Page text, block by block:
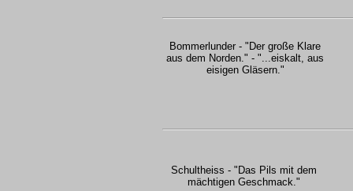
Bommerlunder - "Der große Klare
aus dem Norden." - "...eiskalt, aus
eisigen Gläsern."
Schultheiss - "Das Pils mit dem
mächtigen Geschmack."